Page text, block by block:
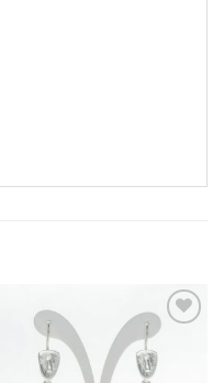
Προσθήκη
στη Λίστα
Επιθυμιών